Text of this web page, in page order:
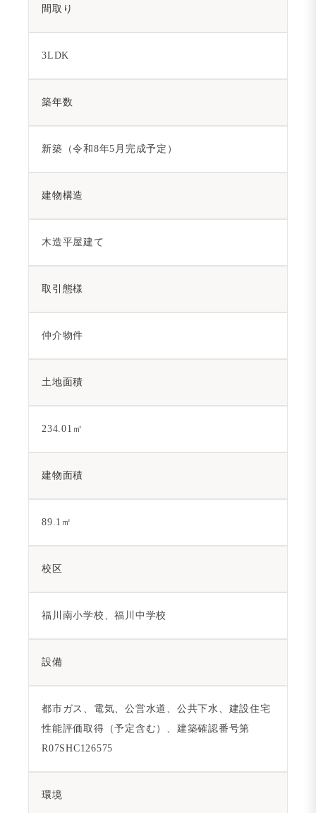
間取り
3LDK
築年数
新築（令和8年5月完成予定）
建物構造
木造平屋建て
取引態様
仲介物件
土地面積
234.01㎡
建物面積
89.1㎡
校区
福川南小学校、福川中学校
設備
都市ガス、電気、公営水道、公共下水、建設住宅
性能評価取得（予定含む）、建築確認番号第
R07SHC126575
環境